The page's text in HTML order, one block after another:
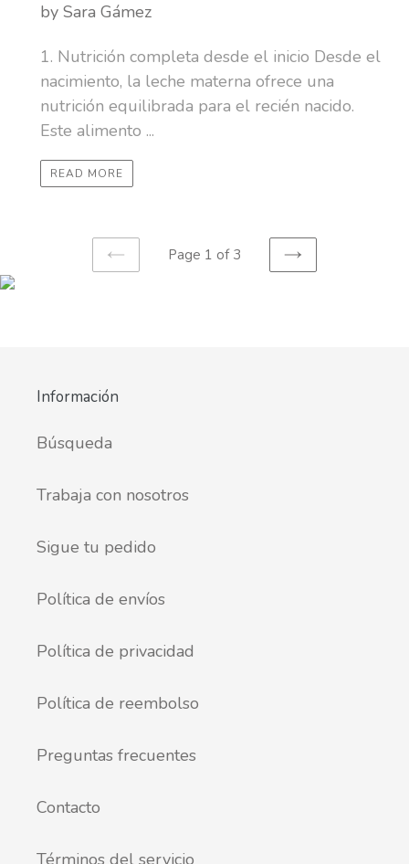
by Sara Gámez
1. Nutrición completa desde el inicio Desde el
nacimiento, la leche materna ofrece una
nutrición equilibrada para el recién nacido.
Este alimento ...
READ MORE
PREVIOUS
Page 1 of 3
NEXT
Información
Búsqueda
Trabaja con nosotros
Sigue tu pedido
Política de envíos
Política de privacidad
Política de reembolso
Preguntas frecuentes
Contacto